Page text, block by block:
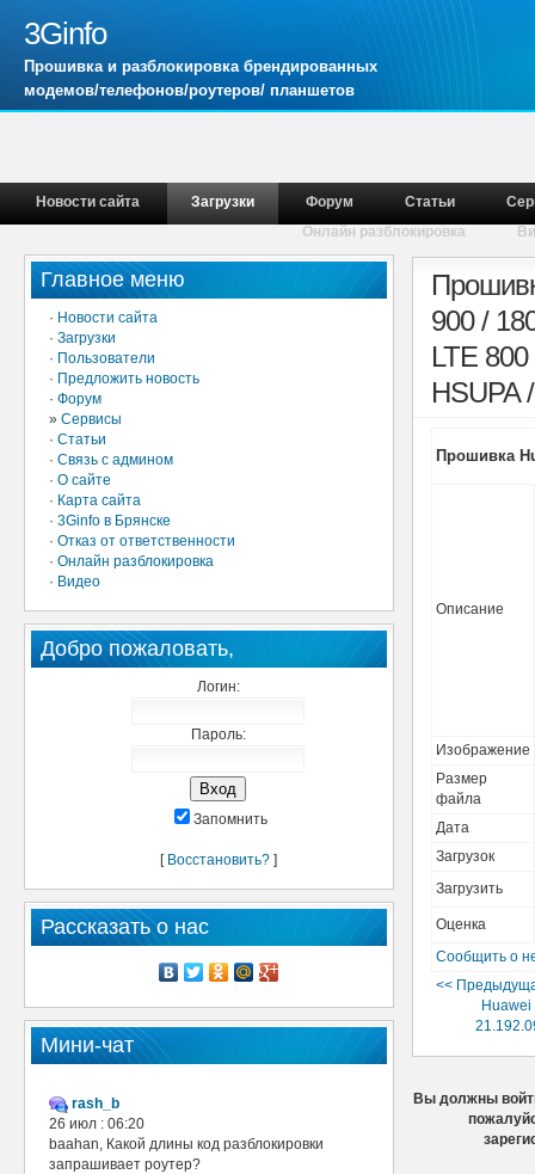
3Ginfo
Прошивка и разблокировка брендированных
модемов/телефонов/роутеров/ планшетов
Новости сайта Загрузки Форум Статьи
Онлайн разблокировка
Главное меню
· Новости сайта
· Загрузки
· Пользователи
· Предложить новость
· Форум
» Сервисы
· Статьи
· Связь с админом
· О сайте
· Карта сайта
· 3Ginfo в Брянске
· Отказ от ответственности
· Онлайн разблокировка
· Видео
Добро пожаловать,
Логин:
Пароль:
Запомнить
[ Восстановить?]
Рассказать о нас
Мини-чат
rash_b
26 июл : 06:20
baahan, Какой длины код разблокировки
запрашивает роутер?
900 /
LTE
HSUPA
Прошивка
Описание
Изображение
Размер
файла
Дата
Загрузок
Загрузить
Оценка
Сообщить о
<<
Вы должны